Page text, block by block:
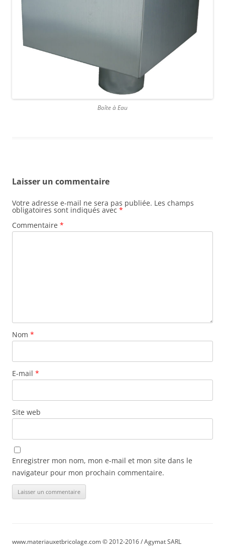
Boîte à Eau
Laisser un commentaire
Votre adresse e-mail ne sera pas publiée. Les champs
obligatoires sont indiqués avec *
Commentaire *
Nom *
E-mail *
Site web
Enregistrer mon nom, mon e-mail et mon site dans le
navigateur pour mon prochain commentaire.
www.materiauxetbricolage.com © 2012-2016 / Agymat SARL